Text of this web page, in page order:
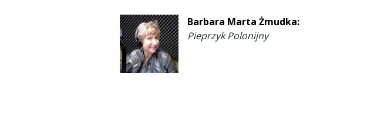
Barbara Marta Żmudka:
Pieprzyk Polonijny